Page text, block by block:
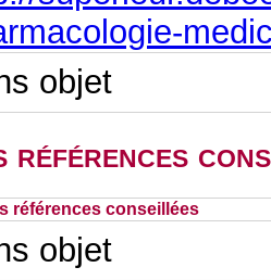
objet
références
références conseillées
objet